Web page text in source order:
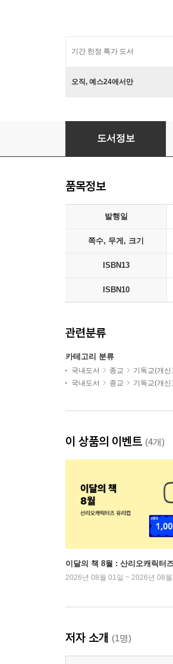
기간 한정 특가 도서
오직, 예스24에서만
그 캠프에서, 아버지를
도서정보
품목정보
발행일
쪽수, 무게, 크기
ISBN13
ISBN10
관련분류
카테고리 분류
국내도서 종교 기독교(개신
국내도서
종교 기독교(개신
이 상품의 이벤트 (4개)
이달의 책 8월 : 산리오캐릭터
2026년 08월 01일 ~ 2026년 08월
저자 소개 (1명)